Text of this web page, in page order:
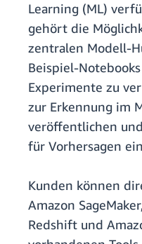
Learning (ML)
gehört die
zentralen Modell-
Beispiel-
Experimente zu
zur Erkennung im
veröffentlichen
für Vorhersagen
Kunden können
Amazon
Redshift und